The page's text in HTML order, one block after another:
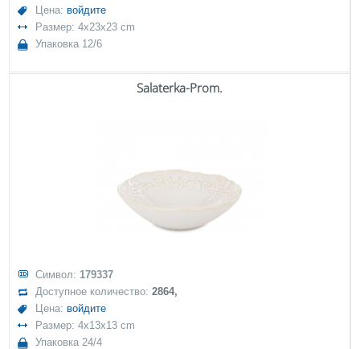
Цена: войдите
Размер: 4x23x23 cm
Упаковка 12/6
Salaterka-Prom.
Символ: 179337
Доступное количество:2864,
Цена: войдите
Размер: 4x13x13 cm
Упаковка 24/4